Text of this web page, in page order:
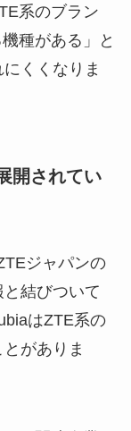
系のブラン
種がある」と
くくなりま
開されてい
ジャパンの
結びついて
はZTE系の
がありま